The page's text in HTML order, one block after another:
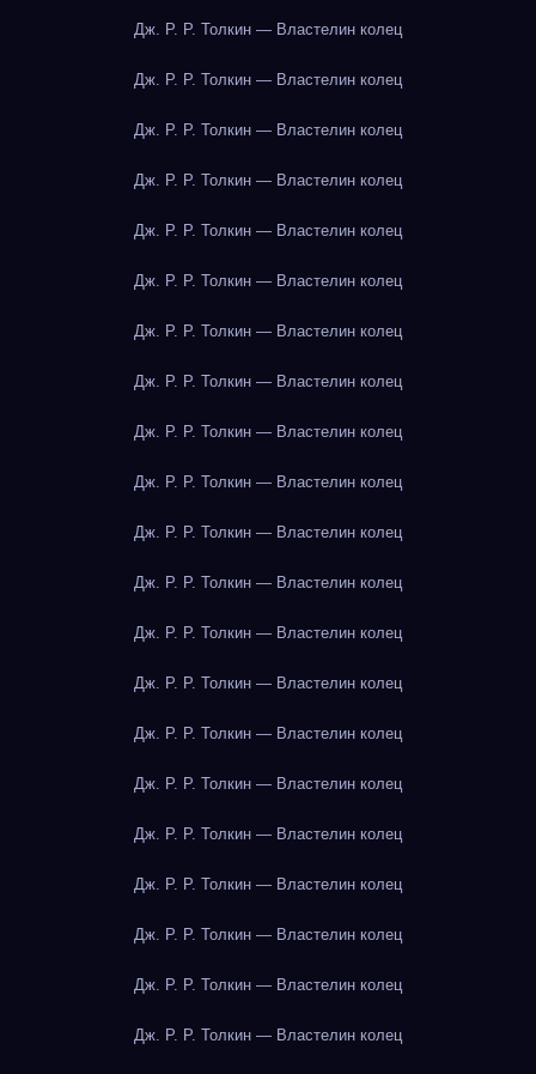
Дж. Р. Р. Толкин — Властелин колец
Дж. Р. Р. Толкин — Властелин колец
Дж. Р. Р. Толкин — Властелин колец
Дж. Р. Р. Толкин — Властелин колец
Дж. Р. Р. Толкин — Властелин колец
Дж. Р. Р. Толкин — Властелин колец
Дж. Р. Р. Толкин — Властелин колец
Дж. Р. Р. Толкин — Властелин колец
Дж. Р. Р. Толкин — Властелин колец
Дж. Р. Р. Толкин — Властелин колец
Дж. Р. Р. Толкин — Властелин колец
Дж. Р. Р. Толкин — Властелин колец
Дж. Р. Р. Толкин — Властелин колец
Дж. Р. Р. Толкин — Властелин колец
Дж. Р. Р. Толкин — Властелин колец
Дж. Р. Р. Толкин — Властелин колец
Дж. Р. Р. Толкин — Властелин колец
Дж. Р. Р. Толкин — Властелин колец
Дж. Р. Р. Толкин — Властелин колец
Дж. Р. Р. Толкин — Властелин колец
Дж. Р. Р. Толкин — Властелин колец